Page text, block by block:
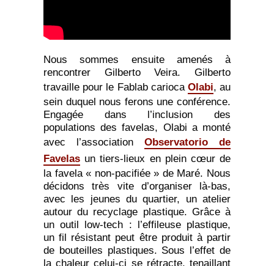
Nous sommes ensuite amenés à
rencontrer Gilberto Veira. Gilberto
travaille pour le Fablab carioca Olabi, au
sein duquel nous ferons une conférence.
Engagée dans l’inclusion des
populations des favelas, Olabi a monté
avec l’association Observatorio de
Favelas un tiers-lieux en plein cœur de
la favela « non-pacifiée » de Maré. Nous
décidons très vite d’organiser là-bas,
avec les jeunes du quartier, un atelier
autour du recyclage plastique. Grâce à
un outil low-tech : l’effileuse plastique,
un fil résistant peut être produit à partir
de bouteilles plastiques. Sous l’effet de
la chaleur celui-ci se rétracte, tenaillant